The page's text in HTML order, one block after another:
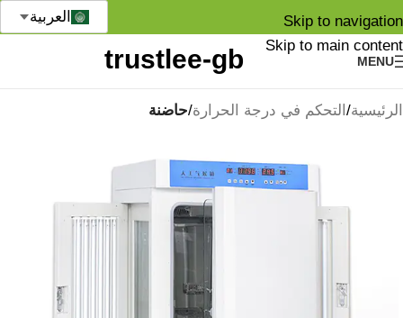
Skip to navigation
Skip to main content
MENU
العربية
الرئيسية التحكم في درجة الحرارة حاضنة